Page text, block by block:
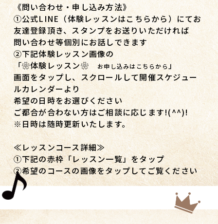
《問い合わせ・申し込み方法》
①公式LINE（体験レッスンはこちらから）にてお
友達登録頂き、スタンプをお送りいただければ
問い合わせ等個別にお話しできます
②下記体験レッスン画像の
「❀体験レッスン❀ お申し込みはこちらから」
画面をタップし、スクロールして開催スケジュー
ルカレンダーより
希望の日時をお選びください
ご都合が合わない方はご相談に応じます!(^^)!
※日時は随時更新いたします。
≪レッスンコース詳細≫
①下記の赤枠「レッスン一覧」をタップ
②希望のコースの画像をタップしてご覧ください